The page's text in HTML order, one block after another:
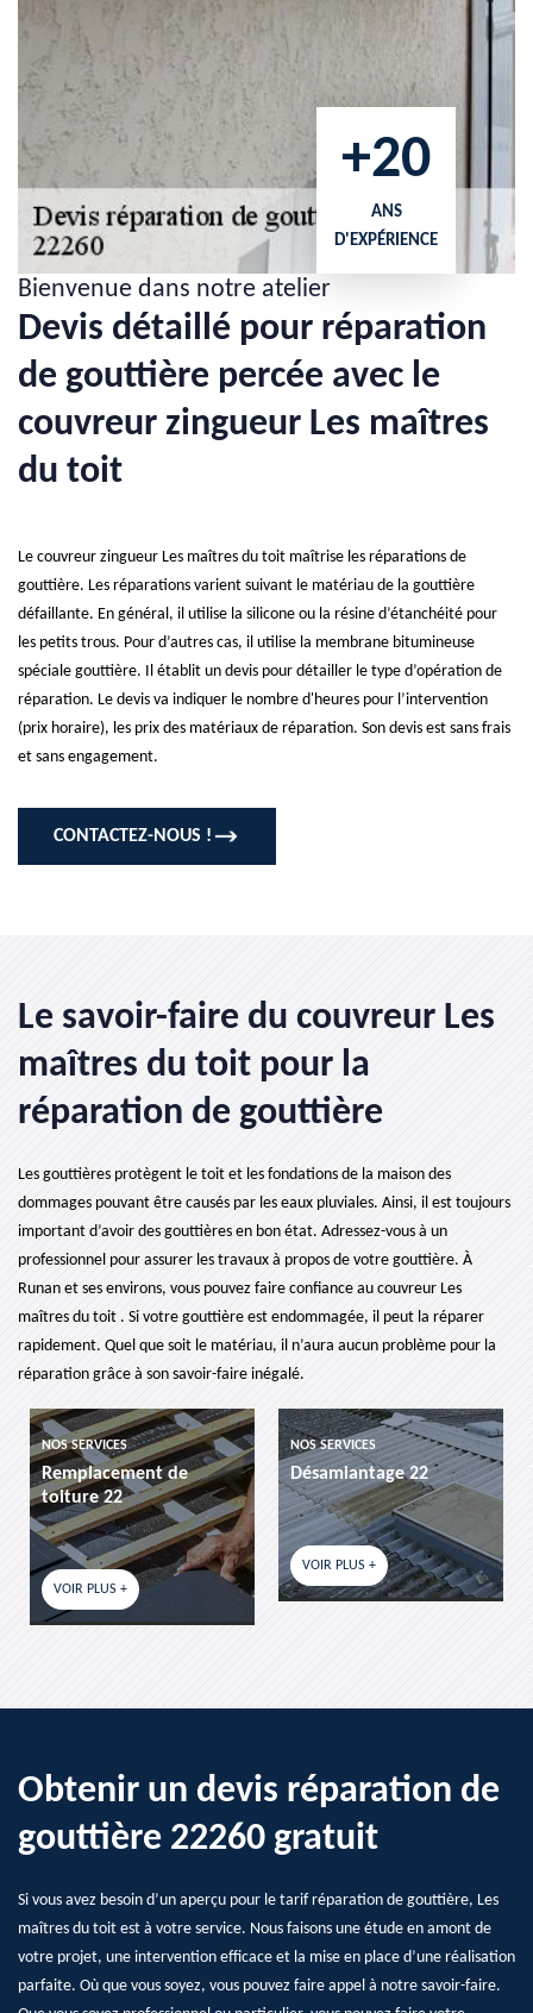
+20
ANS
D'EXPÉRIENCE
Bienvenue dans notre atelier
Devis détaillé pour réparation
de gouttière percée avec le
couvreur zingueur Les maîtres
du toit
Le couvreur zingueur Les maîtres du toit maîtrise les réparations de
gouttière. Les réparations varient suivant le matériau de la gouttière
défaillante. En général, il utilise la silicone ou la résine d’étanchéité pour
les petits trous. Pour d’autres cas, il utilise la membrane bitumineuse
spéciale gouttière. Il établit un devis pour détailler le type d’opération de
réparation. Le devis va indiquer le nombre d'heures pour l’intervention
(prix horaire), les prix des matériaux de réparation. Son devis est sans frais
et sans engagement.
CONTACTEZ-NOUS !
Le savoir-faire du couvreur Les
maîtres du toit pour la
réparation de gouttière
Les gouttières protègent le toit et les fondations de la maison des
dommages pouvant être causés par les eaux pluviales. Ainsi, il est toujours
important d’avoir des gouttières en bon état. Adressez-vous à un
professionnel pour assurer les travaux à propos de votre gouttière. À
Runan et ses environs, vous pouvez faire confiance au couvreur Les
maîtres du toit . Si votre gouttière est endommagée, il peut la réparer
rapidement. Quel que soit le matériau, il n’aura aucun problème pour la
réparation grâce à son savoir-faire inégalé.
NOS SERVICES
Remplacement de
toiture 22
VOIR PLUS +
NOS SERVICES
Désamiantage 22
VOIR PLUS +
Obtenir un devis réparation de
gouttière 22260 gratuit
Si vous avez besoin d’un aperçu pour le tarif réparation de gouttière, Les
maîtres du toit est à votre service. Nous faisons une étude en amont de
votre projet, une intervention efficace et la mise en place d’une réalisation
parfaite. Où que vous soyez, vous pouvez faire appel à notre savoir-faire.